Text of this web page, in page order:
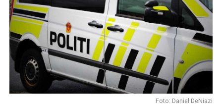
Foto: Daniel DeNiazi